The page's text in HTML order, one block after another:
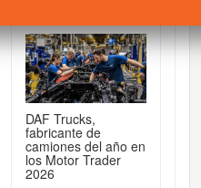
DAF Trucks,
fabricante de
camiones del año en
los Motor Trader
2026